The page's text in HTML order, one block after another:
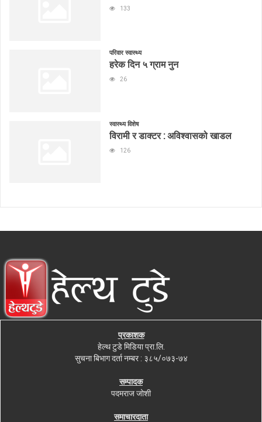
133
परिवार स्वास्थ्य
हरेक दिन ५ ग्राम नुन
26
स्वास्थ्य विशेष
विरामी र डाक्टर : अविश्वासको खाडल
126
प्रकाशक
हेल्थ टुडे मिडिया प्रा.लि.
सुचना बिभाग दर्ता नम्बर : ३८५/०७३-७४
सम्पादक
पदमराज जोशी
समाचारदाता